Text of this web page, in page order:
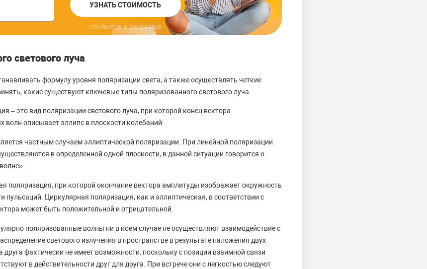
УЗНАТЬ СТОИМОСТЬ
это быстро и бесплатно
светового луча
формулу уровня поляризации света, а также осуществлять четкие
какие существуют ключевые типы поляризованного светового луча:
– это вид поляризации светового луча, при которой конец вектора
волн описывает эллипс в плоскости колебаний.
частным случаем эллиптической поляризации. При линейной поляризации
в определенной одной плоскости, в данной ситуации говорится о
поляризация, при которой окончание вектора амплитуды изображает окружность
пульсаций. Циркулярная поляризация, как и эллиптическая, в соответствии с
может быть положительной и отрицательной.
поляризованные волны ни в коем случае не осуществляют взаимодействие с
светового излучения в пространстве в результате наложения двух
друга фактически не имеет возможности, поскольку с позиции взаимной связи
в действительности друг для друга. При встрече они с легкостью следуют